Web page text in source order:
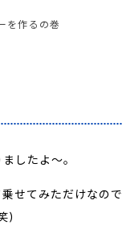
を作るの巻
したよ～。
せてみただけなの
)